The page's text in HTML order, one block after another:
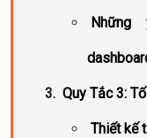
Quy Tắc 3:
Thiết kế